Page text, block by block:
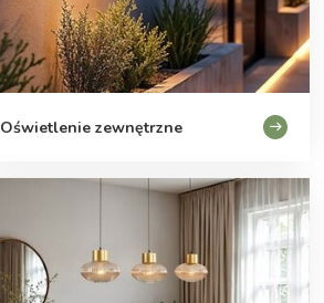
Oświetlenie zewnętrzne